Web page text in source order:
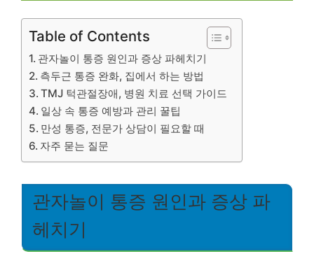
Table of Contents
관자놀이 통증 원인과 증상 파헤치기
측두근 통증 완화, 집에서 하는 방법
TMJ 턱관절장애, 병원 치료 선택 가이드
일상 속 통증 예방과 관리 꿀팁
만성 통증, 전문가 상담이 필요할 때
자주 묻는 질문
관자놀이 통증 원인과 증상 파
헤치기